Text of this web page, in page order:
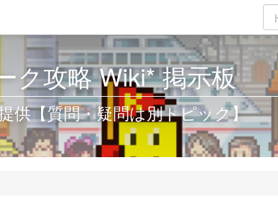
ク攻略 Wiki* 掲示板
供【質問・疑問は別トピック】